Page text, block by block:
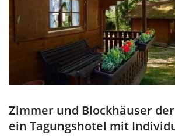
Zimmer und Blockhäuser
ein Tagungshotel mit